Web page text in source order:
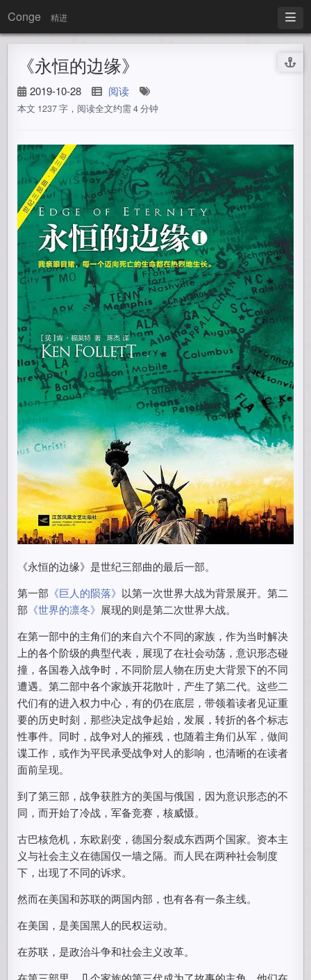
Conge 精进
《永恒的边缘》
2019-10-28 阅读
本文 1237 字，阅读全文约需 4 分钟
《永恒的边缘》是世纪三部曲的最后一部。
第一部 《巨人的陨落》 以第一次世界大战为背景展开。第二
部 《世界的凛冬》 展现的则是第二次世界大战。
在第一部中的主角们的来自六个不同的家族，作为当时解决
上的各个阶级的典型代表，展现了在社会动荡，意识形态碰
撞，各国卷入战争时，不同阶层人物在历史大背景下的不同
遭遇。第二部中各个家族开花散叶，产生了第二代。这些二
代们有的进入权力中心，有的仍在底层，带领着读者见证重
要的历史时刻，那些决定战争起始，发展，转折的各个标志
性事件。同时，战争对人的摧残，也随着主角们从军，做间
谍工作，或作为平民承受战争对人的影响，也清晰的在读者
面前呈现。
到了第三部，战争获胜方的美国与俄国，因为意识形态的不
同，而开始了冷战，军备竞赛，核威慑。
古巴核危机，东欧剧变，德国分裂成东西两个国家。资本主
义与社会主义在德国仅一墙之隔。而人民在两种社会制度
下，出现了不同的诉求。
然而在美国和苏联的两国内部，也有各有一条主线。
在美国，是美国黑人的民权运动。
在苏联，是政治斗争和社会主义改革。